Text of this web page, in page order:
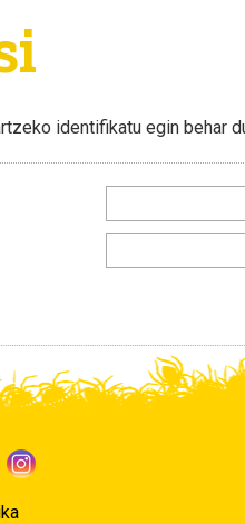
identifikatu egin behar